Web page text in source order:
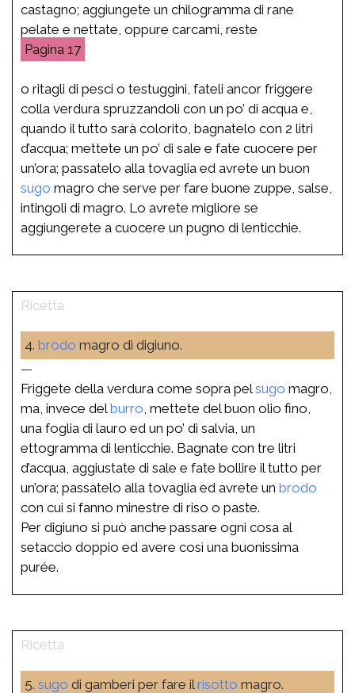
castagno; aggiungete un chilogramma di rane
pelate e nettate, oppure carcami, reste
17
o ritagli di pesci o testuggini, fateli ancor friggere
colla verdura spruzzandoli con un po’ di acqua e,
quando il tutto sarà colorito, bagnatelo con 2 litri
d’acqua; mettete un po’ di sale e fate cuocere per
un’ora; passatelo alla tovaglia ed avrete un buon
sugo magro che serve per fare buone zuppe, salse,
intingoli di magro. Lo avrete migliore se
aggiungerete a cuocere un pugno di lenticchie.
4. brodo magro di digiuno.
—
Friggete della verdura come sopra pelsugo magro,
ma, invece delburro , mettete del buon olio fino,
una foglia di lauro ed un po’ di salvia, un
ettogramma di lenticchie. Bagnate con tre litri
d’acqua, aggiustate di sale e fate bollire il tutto per
un’ora; passatelo alla tovaglia ed avrete un brodo
con cui si fanno minestre di riso o paste.
Per digiuno si può anche passare ogni cosa al
setaccio doppio ed avere così una buonissima
purée.
5. sugo di gamberi per fare il risotto magro.